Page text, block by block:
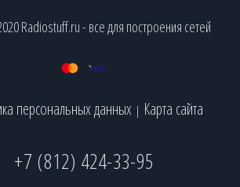
Radiostuff.ru - все для построения сетей
персональных данных | Карта сайта
+7 (812) 424-33-95